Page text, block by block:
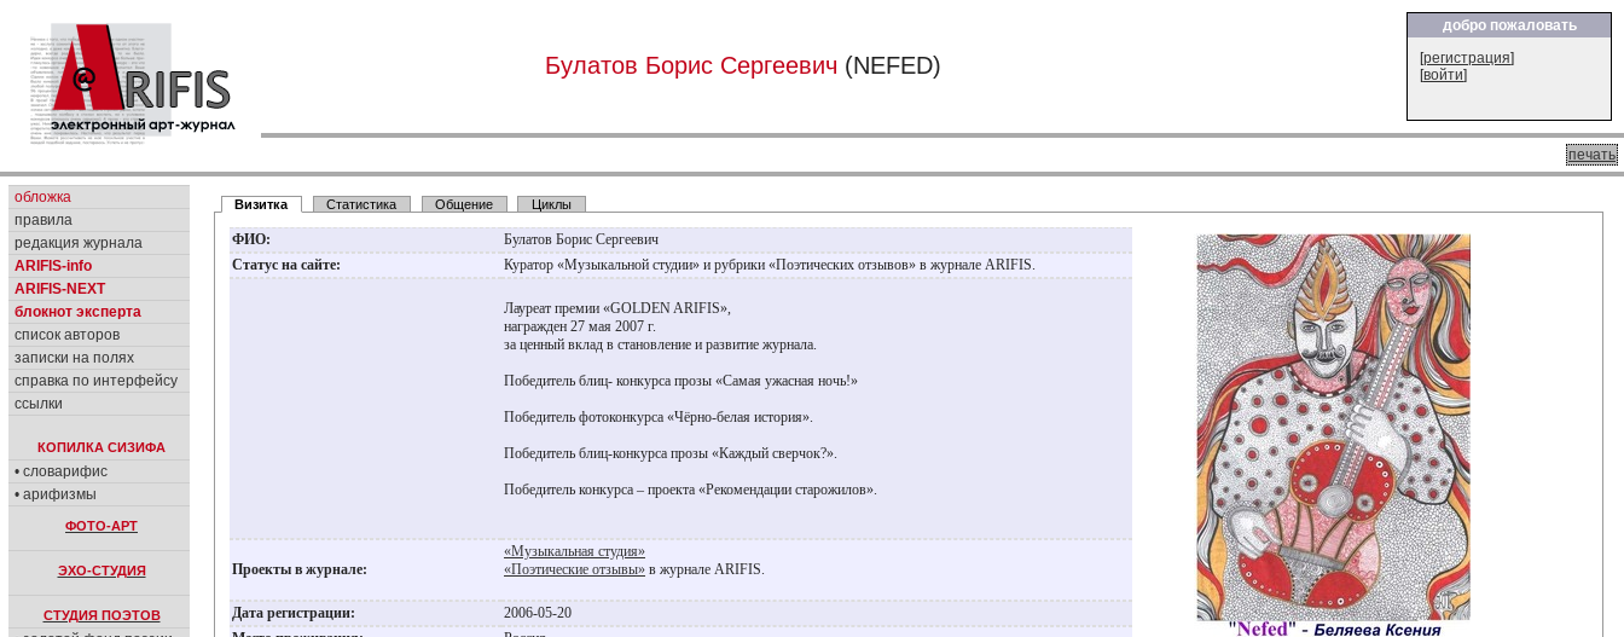
Булатов Борис Сергеевич (NEFED)
добро пожаловать
[регистрация]
[войти]
печать
обложка
правила
редакция журнала
ARIFIS-info
ARIFIS-NEXT
блокнот эксперта
список авторов
записки на полях
справка по интерфейсу
ссылки
КОПИЛКА СИЗИФА
• словарифис
• арифизмы
ФОТО-АРТ
ЭХО-СТУДИЯ
СТУДИЯ ПОЭТОВ
Визитка Статистика Общение Циклы
ФИО:
Булатов Борис Сергеевич
Статус на сайте:
Куратор «Музыкальной студии» и рубрики «Поэтических отзывов» в журнале ARIFIS.
Лауреат премии «GOLDEN ARIFIS»,
награжден 27 мая 2007 г.
за ценный вклад в становление и развитие журнала.
Победитель блиц- конкурса прозы «Самая ужасная ночь!»
Победитель фотоконкурса «Чёрно-белая история».
Победитель блиц-конкурса прозы «Каждый сверчок?».
Победитель конкурса – проекта «Рекомендации старожилов».
Проекты в журнале:
«Музыкальная студия»
«Поэтические отзывы» в журнале ARIFIS.
Дата регистрации:
2006-05-20